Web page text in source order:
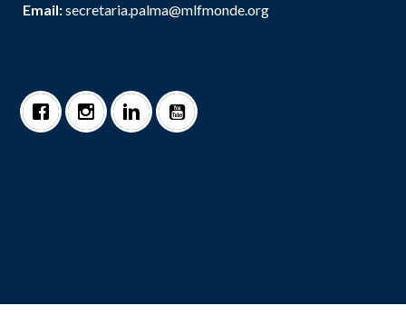
Email:secretaria.palma@mlfmonde.org